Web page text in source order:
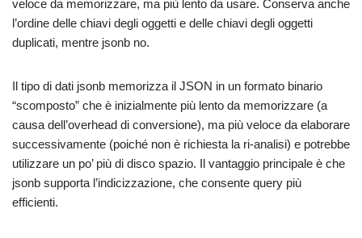
veloce da memorizzare, ma più lento da usare. Conserva anche
l’ordine delle chiavi degli oggetti e delle chiavi degli oggetti
duplicati, mentre jsonb no.
Il tipo di dati jsonb memorizza il JSON in un formato binario
“scomposto” che è inizialmente più lento da memorizzare (a
causa dell’overhead di conversione), ma più veloce da elaborare
successivamente (poiché non è richiesta la ri-analisi) e potrebbe
utilizzare un po’ più di disco spazio. Il vantaggio principale è che
jsonb supporta l’indicizzazione, che consente query più
efficienti.